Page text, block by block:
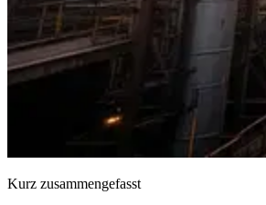
Kurz zusammengefasst